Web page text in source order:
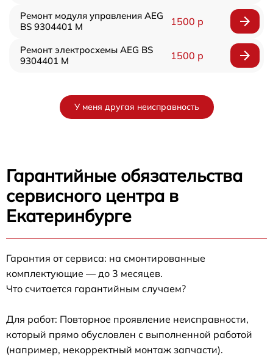
Ремонт модуля управления AEG
BS 9304401 M
1500 р
Ремонт электросхемы AEG BS
9304401 M
1500 р
У меня другая неисправность
Гарантийные обязательства
сервисного центра в
Екатеринбурге
Гарантия от сервиса: на смонтированные
комплектующие — до 3 месяцев.
Что считается гарантийным случаем?
Для работ: Повторное проявление неисправности,
который прямо обусловлен с выполненной работой
(например, некорректный монтаж запчасти).